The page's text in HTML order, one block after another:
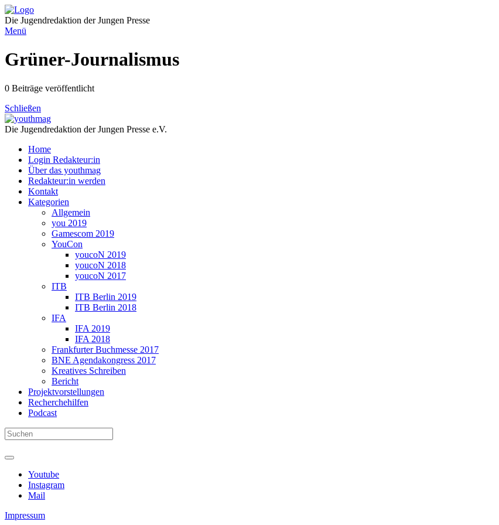
Direkt
zum
Inhalt
Die Jugendredaktion der Jungen Presse
Menü
Grüner-Journalismus
0 Beiträge veröffentlicht
Schließen
Die Jugendredaktion der Jungen Presse e.V.
Home
Login Redakteur:in
Über das youthmag
Redakteur:in werden
Kontakt
Kategorien
Allgemein
you 2019
Gamescom 2019
YouCon
youcoN 2019
youcoN 2018
youcoN 2017
ITB
ITB Berlin 2019
ITB Berlin 2018
IFA
IFA 2019
IFA 2018
Frankfurter Buchmesse 2017
BNE Agendakongress 2017
Kreatives Schreiben
Bericht
Projektvorstellungen
Recherchehilfen
Podcast
Youtube
Instagram
Mail
Impressum